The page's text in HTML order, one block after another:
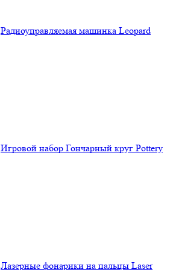
Радиоуправляемая машинка Leopard
Игровой набор Гончарный круг Pottery
Лазерные фонарики на пальцы Laser